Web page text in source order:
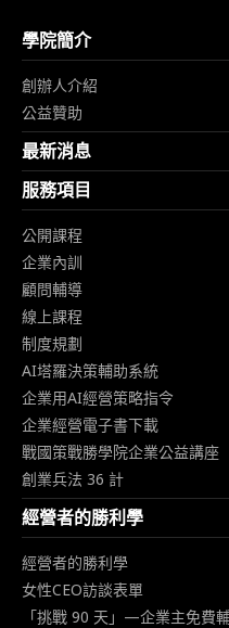
學院簡介
創辦人介紹
公益贊助
最新消息
服務項目
公開課程
企業內訓
顧問輔導
線上課程
制度規劃
AI塔羅決策輔助系統
企業用AI經營策略指令
企業經營電子書下載
戰國策戰勝學院企業公益講座
創業兵法 36 計
經營者的勝利學
經營者的勝利學
女性CEO訪談表單
「挑戰 90 天」—企業主免費